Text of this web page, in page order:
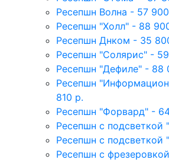
Ресепшн Волна - 57
Ресепшн "Холл" - 88
Ресепшн Днком - 35
Ресепшн "Солярис" -
Ресепшн "Дефиле" - 88
Ресепшн
810 р.
Ресепшн "Форвард" -
Ресепшн с подсветкой
Ресепшн с подсветкой
Ресепшн с